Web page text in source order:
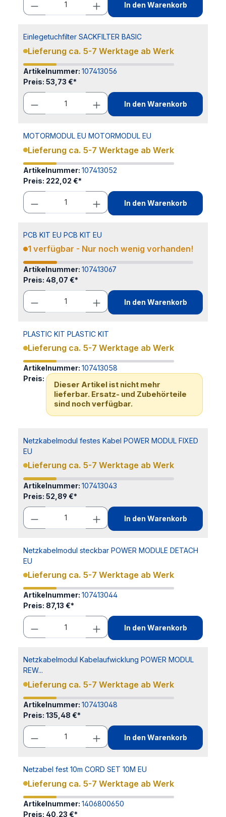
In den Warenkorb
Einlegetuchfilter SACKFILTER BASIC
Lieferung ca. 5-7 Werktage ab Werk
Artikelnummer: 107413056
Preis: 53,73 €*
In den Warenkorb
MOTORMODUL EU MOTORMODUL EU
Lieferung ca. 5-7 Werktage ab Werk
Artikelnummer: 107413052
Preis: 222,02 €*
In den Warenkorb
PCB KIT EU PCB KIT EU
1 verfügbar - Nur noch wenig vorhanden!
Artikelnummer: 107413067
Preis: 48,07 €*
In den Warenkorb
PLASTIC KIT PLASTIC KIT
Lieferung ca. 5-7 Werktage ab Werk
Artikelnummer: 107413058
Preis:
Dieser Artikel ist nicht mehr
lieferbar. Ersatz- und Zubehörteile
sind noch verfügbar.
Netzkabelmodul festes Kabel POWER MODUL FIXED
EU
Lieferung ca. 5-7 Werktage ab Werk
Artikelnummer: 107413043
Preis: 52,89 €*
In den Warenkorb
Netzkabelmodul steckbar POWER MODULE DETACH
EU
Lieferung ca. 5-7 Werktage ab Werk
Artikelnummer: 107413044
Preis: 87,13 €*
In den Warenkorb
Netzkabelmodul Kabelaufwicklung POWER MODUL
REW...
Lieferung ca. 5-7 Werktage ab Werk
Artikelnummer: 107413048
Preis: 135,48 €*
In den Warenkorb
Netzabel fest 10m CORD SET 10M EU
Lieferung ca. 5-7 Werktage ab Werk
Artikelnummer: 1406800650
Preis: 40,23 €*